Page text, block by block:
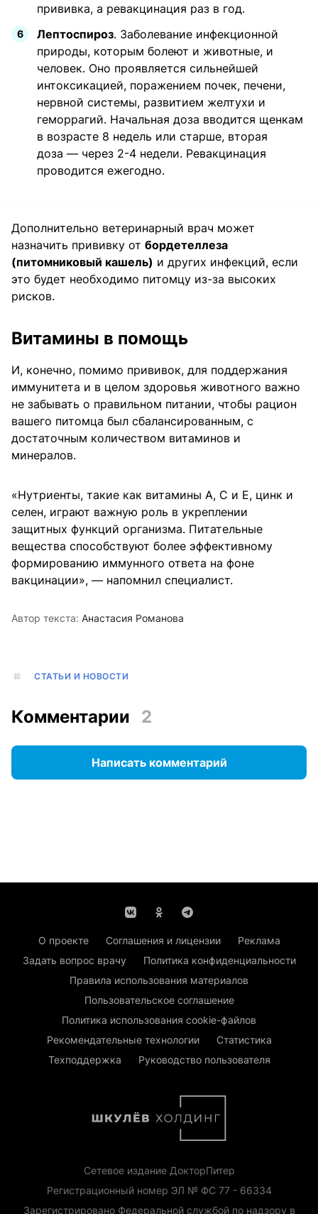
прививка, а ревакцинация раз в год.
Лептоспироз. Заболевание инфекционной
природы, которым болеют и животные, и
человек. Оно проявляется сильнейшей
интоксикацией, поражением почек, печени,
нервной системы, развитием желтухи и
геморрагий. Начальная доза вводится щенкам
в возрасте 8 недель или старше, вторая
доза — через 2-4 недели. Ревакцинация
проводится ежегодно.
Дополнительно ветеринарный врач может
назначить прививку от бордетеллеза
(питомниковый кашель) и других инфекций, если
это будет необходимо питомцу из-за высоких
рисков.
Витамины в помощь
И, конечно, помимо прививок, для поддержания
иммунитета и в целом здоровья животного важно
не забывать о правильном питании, чтобы рацион
вашего питомца был сбалансированным, с
достаточным количеством витаминов и
минералов.
«Нутриенты, такие как витамины А, С и Е, цинк и
селен, играют важную роль в укреплении
защитных функций организма. Питательные
вещества способствуют более эффективному
формированию иммунного ответа на фоне
вакцинации», — напомнил специалист.
Автор текста: Анастасия Романова
СТАТЬИ И НОВОСТИ
Комментарии 2
Написать комментарий
О проекте Соглашения и лицензии
Реклама
Задать вопрос врачу
Политика конфиденциальности
Правила использования материалов
Пользовательское соглашение
Политика использования cookie-файлов
Рекомендательные технологии
Статистика
Техподдержка
Руководство пользователя
Сетевое издание ДокторПитер
Регистрационный номер ЭЛ № ФС 77 - 66334
Зарегистрировано Федеральной службой по надзору в